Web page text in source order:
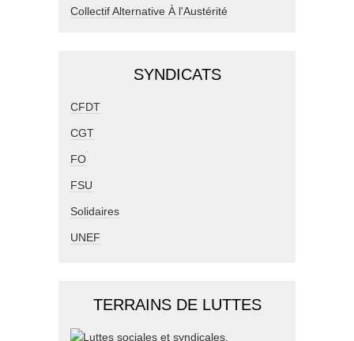
Collectif Alternative À l'Austérité
SYNDICATS
CFDT
CGT
FO
FSU
Solidaires
UNEF
TERRAINS DE LUTTES